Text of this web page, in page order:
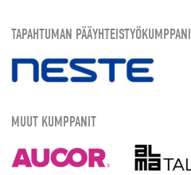
TAPAHTUMAN PÄÄYHTEISTYÖKUMPPANI
MUUT KUMPPANIT